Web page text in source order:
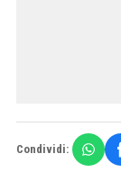
Condividi: